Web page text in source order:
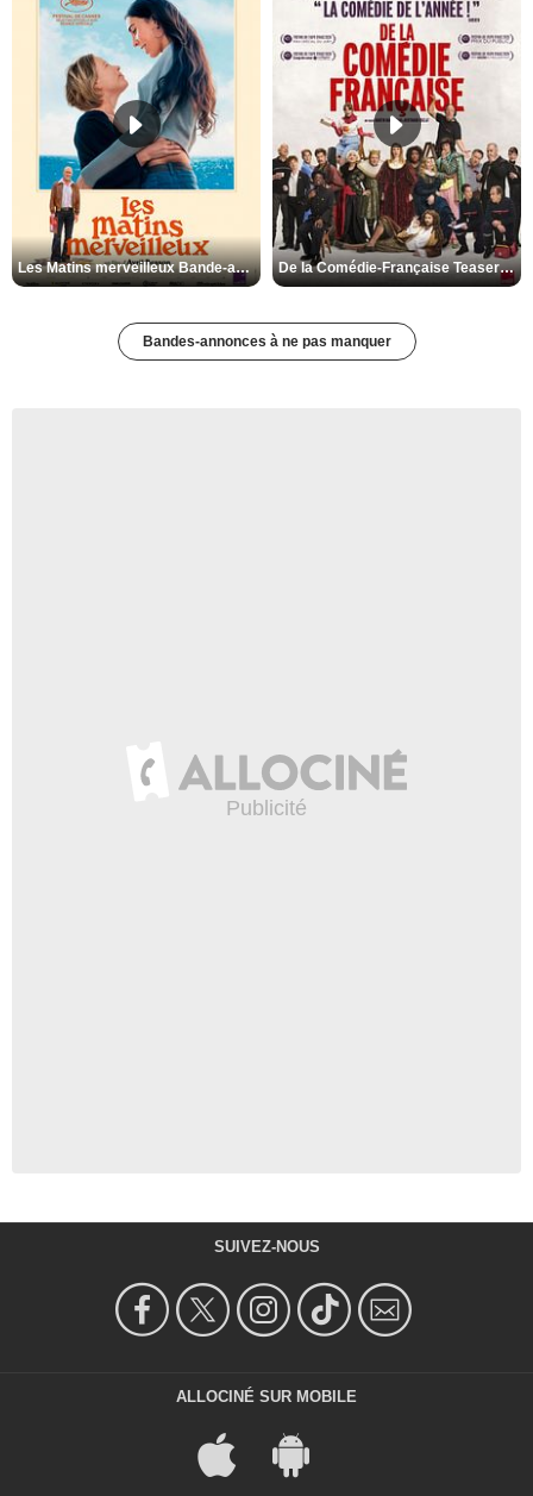
Les Matins merveilleux Bande-annonce VF De la Comédie-Française Teaser VF
Bandes-annonces à ne pas manquer
SUIVEZ-NOUS
ALLOCINÉ SUR MOBILE